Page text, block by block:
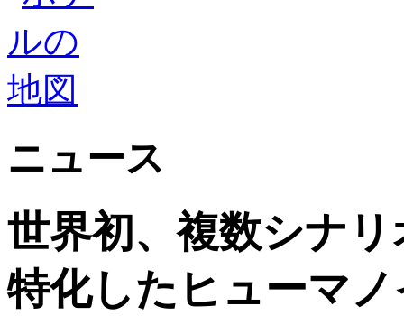
ニュース
世界初、複数シナ
特化したヒューマ